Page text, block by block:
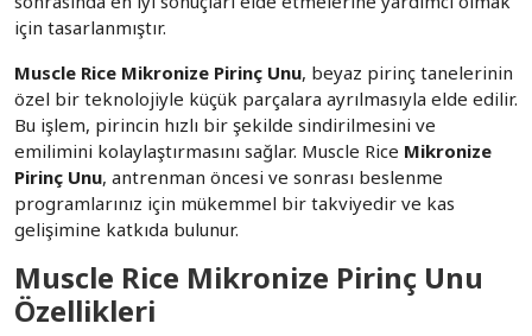
için tasarlanmıştır.
Muscle Rice Mikronize Pirinç Unu, beyaz pirinç tanelerinin
özel bir teknolojiyle küçük parçalara ayrılmasıyla elde edilir.
Bu işlem, pirincin hızlı bir şekilde sindirilmesini ve
emilimini kolaylaştırmasını sağlar. Muscle Rice Mikronize
Pirinç Unu, antrenman öncesi ve sonrası beslenme
programlarınız için mükemmel bir takviyedir ve kas
gelişimine katkıda bulunur.
Muscle Rice Mikronize Pirinç Unu
Özellikleri